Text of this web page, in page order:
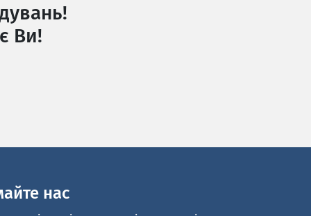
Ви!
нас